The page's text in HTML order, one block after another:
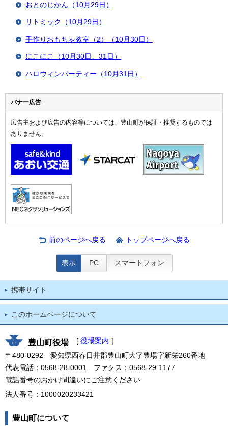
おとのじかん（10月29日）
リトミック（10月29日）
手作りおもちゃ教室（2）（10月30日）
にこにこ（10月30日、31日）
ハロウィンパーティー（10月31日）
バナー広告
広告主および広告の内容等については、豊山町が保証・推奨するものでは
ありません。
前のページへ戻る トップページへ戻る
表示 PC スマートフォン
携帯サイト
このホームページについて
豊山町役場 [ 役場案内 ］
〒480-0292 愛知県西春日井郡豊山町大字豊場字新栄260番地
代表電話：0568-28-0001 ファクス：0568-29-1177
電話番号のおかけ間違いにご注意ください
法人番号：1000020233421
豊山町について